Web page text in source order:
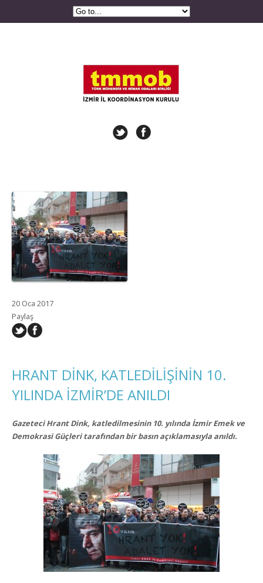
20 Oca 2017
Paylaş
HRANT DİNK, KATLEDİLİŞİNİN 10.
YILINDA İZMİR’DE ANILDI
Gazeteci Hrant Dink, katledilmesinin 10. yılında İzmir Emek ve
Demokrasi Güçleri tarafından bir basın açıklamasıyla anıldı.